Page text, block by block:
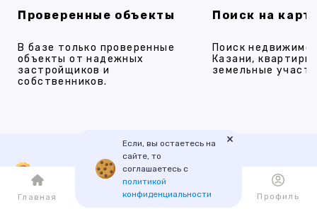
Проверенные объекты
В базе только проверенные
объекты от надежных
застройщиков и
собственников.
Поиск на
Поиск
Казани,
земельные
Наши услуги
Если, вы остаетесь на
сайте, то
соглашаетесь с
политикой
конфиденциальности
×
Главная Каталог Избранное Профиль